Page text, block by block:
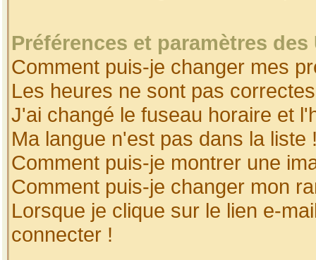
Préférences et paramètres
Comment puis-je changer mes
Les heures ne sont pas
J'ai changé le fuseau horaire et
Ma langue n'est pas dans la liste
Comment puis-je montrer une
Comment puis-je changer mon
Lorsque je clique sur le lien e-
connecter !